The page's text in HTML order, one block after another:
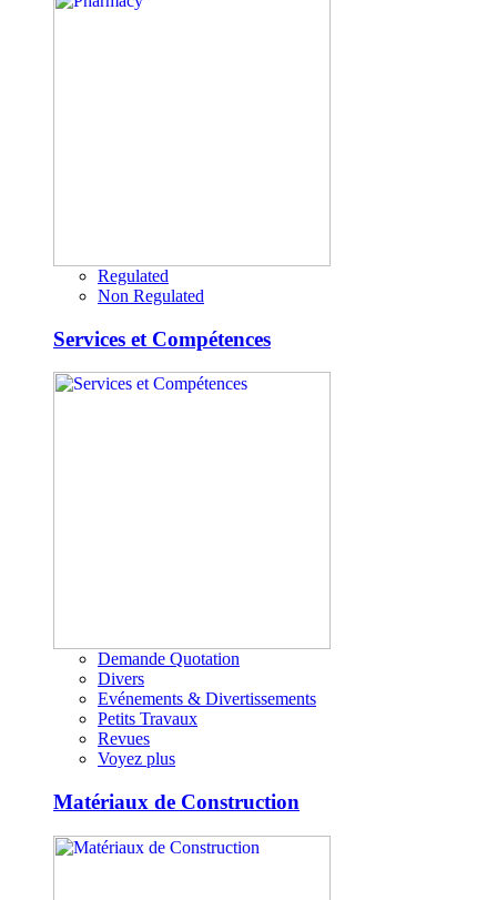
Regulated
Non Regulated
Services et Compétences
Demande Quotation
Divers
Evénements & Divertissements
Petits Travaux
Revues
Voyez plus
Matériaux de Construction